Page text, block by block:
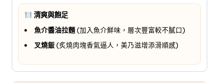
清爽與飽足
魚介醬油拉麵(加入魚介鮮味，層次豐富較不膩口)
叉燒飯(炙燒肉塊香氣逼人，美乃滋增添滑順感)